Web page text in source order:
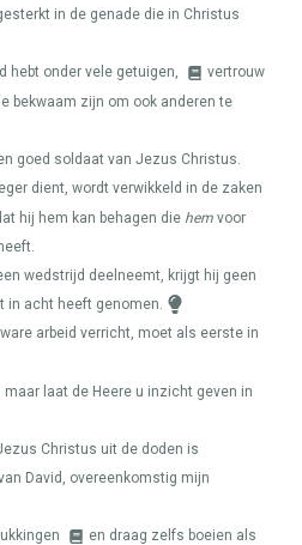
in de genade die in Christus
hebt onder vele getuigen,
vertrouw
bekwaam zijn om ook anderen te
goed soldaat van Jezus Christus.
dient, wordt verwikkeld in de zaken
hij hem kan behagen die hem voor
wedstrijd deelneemt, krijgt hij geen
in acht heeft genomen.
arbeid verricht, moet als eerste in
maar laat de Heere u inzicht geven in
Christus uit de doden is
David, overeenkomstig mijn
en draag zelfs boeien als